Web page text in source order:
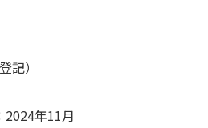
（登記）
年11月